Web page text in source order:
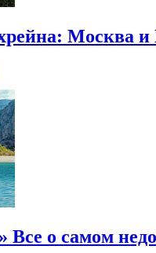
Москва и
Все о самом